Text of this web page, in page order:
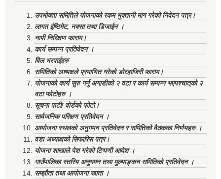
उपभोक्ता समितिले योजनाको रकम भुक्तानी माग गरेको निवेदन पत्र।
लागत ईष्टिमेट, नक्सा तथा डिजाईन ।
नापी निरिक्षण फाराम।
कार्य सम्पन्न प्रतिवेदन ।
विल भरपाईहरु
समितिको अध्यक्षले प्रमाणित गरेको डोरहाजिरी फाराम।
योजनाको कार्य सुरु गर्नु अगाडीको २ वटा र कार्य सम्पन्न भएपश्चात्‌को २
वटा फोटोहरु ।
सूचना पाटी/ वोर्डको फोटो।
सार्वजनिक परिक्षण प्रतिवेदन ।
आयोजना स्थलको अनुगमन प्रतिवेदन र समितिको वैठकका निर्णयहरु ।
वडा अध्याक्षको सिफारिस पत्र।
योजना शाखाले पेश गरेको टिप्पणी आदेश ।
गाउँपालिका स्तरिय अनुगमन तथा मुल्याङ्कन समितिको प्रतिवेदन ।
सम्झौता तथा आयोजना खाता ।